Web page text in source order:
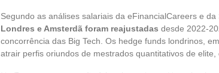
Segundo as análises salariais da eFinancialCareers e da
Londres e Amsterdã foram reajustadas desde 2022-
concorrência das Big Tech. Os hedge funds londrinos,
atrair perfis oriundos de mestrados quantitativos de elite,